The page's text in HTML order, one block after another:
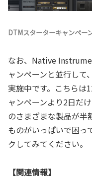
DTMスターターキャンペー
なお、Native
ャンペーンと並行して
実施中です。こちらは
ャンペーンより2日だ
のさまざまな製品が半
ものがいっぱいで困っ
クしてみてください。
【関連情報】